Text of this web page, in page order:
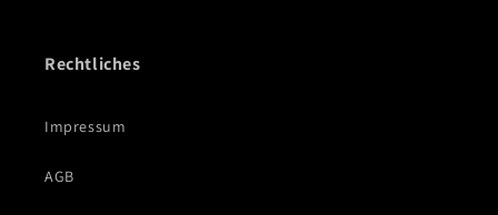
Rechtliches
Impressum
AGB